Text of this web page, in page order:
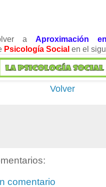
a Aproximación
Psicología Social en el
Volver
comentario